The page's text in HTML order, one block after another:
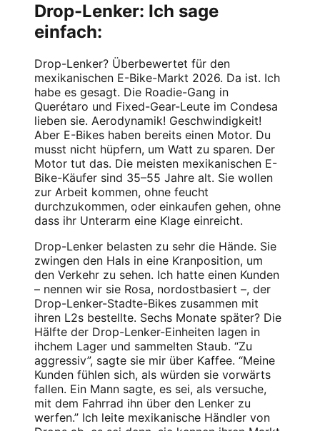
Drop-Lenker: Ich sage
einfach:
Drop-Lenker? Überbewertet für den
mexikanischen E-Bike-Markt 2026. Da ist. Ich
habe es gesagt. Die Roadie-Gang in
Querétaro und Fixed-Gear-Leute im Condesa
lieben sie. Aerodynamik! Geschwindigkeit!
Aber E-Bikes haben bereits einen Motor. Du
musst nicht hüpfern, um Watt zu sparen. Der
Motor tut das. Die meisten mexikanischen E-
Bike-Käufer sind 35–55 Jahre alt. Sie wollen
zur Arbeit kommen, ohne feucht
durchzukommen, oder einkaufen gehen, ohne
dass ihr Unterarm eine Klage einreicht.
Drop-Lenker belasten zu sehr die Hände. Sie
zwingen den Hals in eine Kranposition, um
den Verkehr zu sehen. Ich hatte einen Kunden
– nennen wir sie Rosa, nordostbasiert –, der
Drop-Lenker-Stadte-Bikes zusammen mit
ihren L2s bestellte. Sechs Monate später? Die
Hälfte der Drop-Lenker-Einheiten lagen in
ihchem Lager und sammelten Staub. “Zu
aggressiv”, sagte sie mir über Kaffee. “Meine
Kunden fühlen sich, als würden sie vorwärts
fallen. Ein Mann sagte, es sei, als versuche,
mit dem Fahrrad ihn über den Lenker zu
werfen.” Ich leite mexikanische Händler von